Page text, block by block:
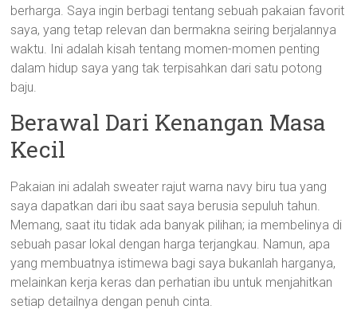
berharga. Saya ingin berbagi tentang sebuah pakaian favorit
saya, yang tetap relevan dan bermakna seiring berjalannya
waktu. Ini adalah kisah tentang momen-momen penting
dalam hidup saya yang tak terpisahkan dari satu potong
baju.
Berawal Dari Kenangan Masa
Kecil
Pakaian ini adalah sweater rajut warna navy biru tua yang
saya dapatkan dari ibu saat saya berusia sepuluh tahun.
Memang, saat itu tidak ada banyak pilihan; ia membelinya di
sebuah pasar lokal dengan harga terjangkau. Namun, apa
yang membuatnya istimewa bagi saya bukanlah harganya,
melainkan kerja keras dan perhatian ibu untuk menjahitkan
setiap detailnya dengan penuh cinta.